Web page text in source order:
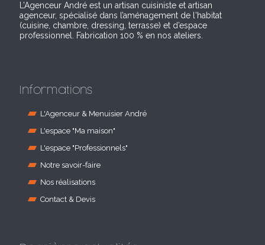
L’Agenceur André est un artisan cuisiniste et artisan
agenceur, spécialisé dans l’aménagement de l'habitat
(cuisine, chambre, dressing, terrasse) et d’espace
professionnel. Fabrication 100 % en nos ateliers.
Informations
L'Agenceur & Menuisier André
L'espace "Ma maison"
L'espace "Professionnels"
Notre savoir-faire
Nos réalisations
Contact & Devis